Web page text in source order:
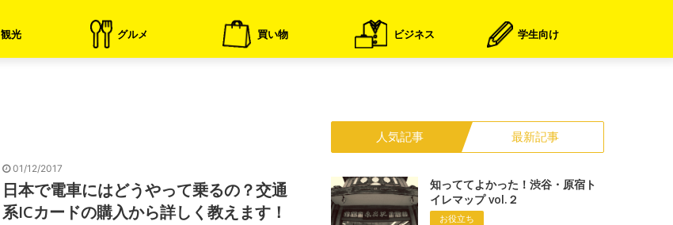
観光 グルメ 買い物 ビジネス 学生向け
01/12/2017
日本で電車にはどうやって乗るの？交通
系ICカードの購入から詳しく教えます！
人気記事 最新記事
知っててよかった！渋谷・原宿ト
イレマップ vol.２
お役立ち